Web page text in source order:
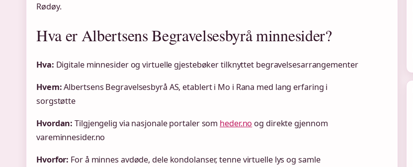
Rødøy.
Hva er Albertsens Begravelsesbyrå minnesider?
Hva: Digitale minnesider og virtuelle gjestebøker tilknyttet begravelsesarrangementer
Hvem:Albertsens Begravelsesbyrå AS, etablert i Mo i Rana med lang erfaring i
sorgstøtte
Hvordan: Tilgjengelig via nasjonale portaler som heder.no og direkte gjennom
vareminnesider.no
Hvorfor: For å minnes avdøde, dele kondolanser, tenne virtuelle lys og samle